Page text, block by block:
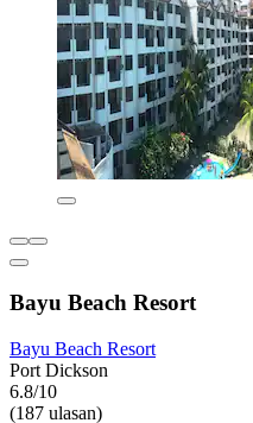
Bayu Beach Resort
Bayu Beach Resort
Port Dickson
6.8/10
(187 ulasan)